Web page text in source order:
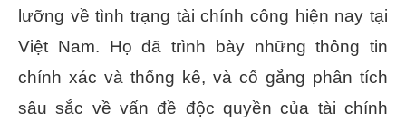
lưỡng về tình trạng tài chính công hiện nay tại
Việt Nam. Họ đã trình bày những thông tin
chính xác và thống kê, và cố gắng phân tích
sâu sắc về vấn đề độc quyền của tài chính